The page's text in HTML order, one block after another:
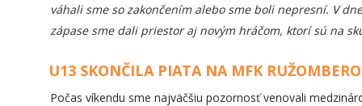
váhali sme so zakončením alebo sme boli nepresní. V
zápase sme dali priestor aj novým hráčom, ktorí sú na
U13 SKONČILA PIATA NA MFK
Počas víkendu sme najväčšiu pozornosť venovali